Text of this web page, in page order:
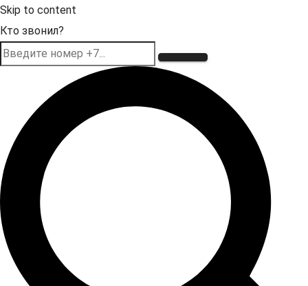
Skip to content
Кто звонил?